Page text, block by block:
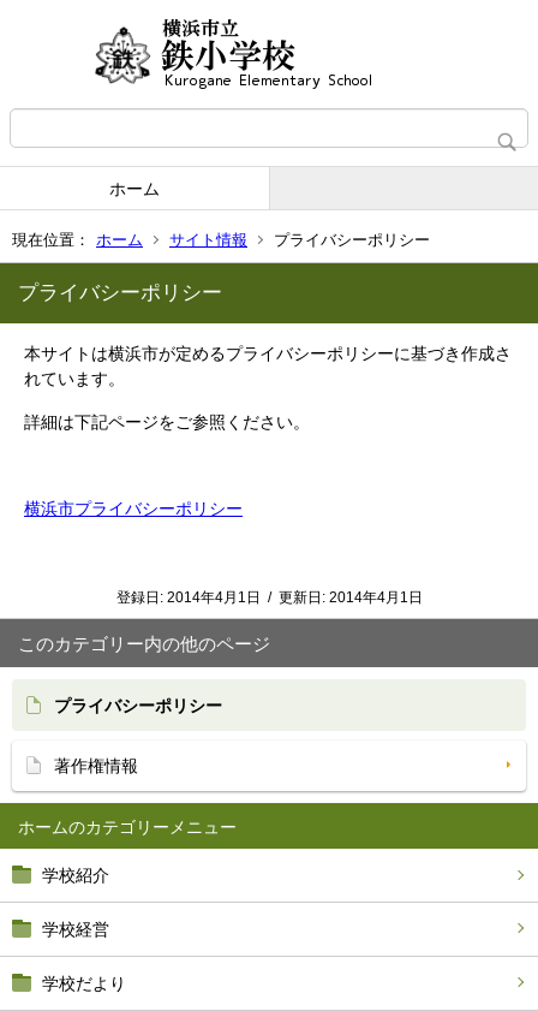
ホーム
現在位置： ホーム サイト情報 プライバシーポリシー
ホーム
学校紹介
学校経営
学校だより
プライバシーポリシー
本サイトは横浜市が定めるプライバシーポリシーに基づき作成さ
れています。
詳細は下記ページをご参照ください。
横浜市プライバシーポリシー
登録日: 2014年4月1日 / 更新日: 2014年4月1日
このカテゴリー内の他のページ
プライバシーポリシー
著作権情報